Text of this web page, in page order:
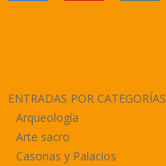
ENTRADAS POR CATEGORÍAS
Arqueología
Arte sacro
Casonas y Palacios